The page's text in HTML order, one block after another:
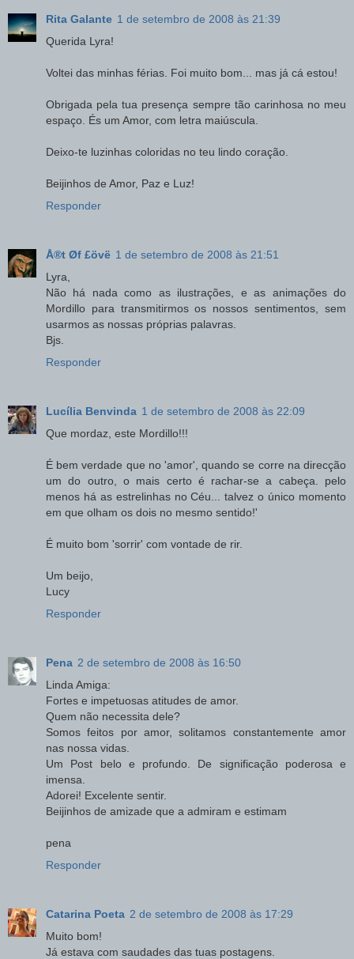
Rita Galante 1 de setembro de 2008 às 21:39
Querida Lyra!
Voltei das minhas férias. Foi muito bom... mas já cá estou!
Obrigada pela tua presença sempre tão carinhosa no meu
espaço. És um Amor, com letra maiúscula.
Deixo-te luzinhas coloridas no teu lindo coração.
Beijinhos de Amor, Paz e Luz!
Responder
Å®t Øf £övë 1 de setembro de 2008 às 21:51
Lyra,
Não há nada como as ilustrações, e as animações do
Mordillo para transmitirmos os nossos sentimentos, sem
usarmos as nossas próprias palavras.
Bjs.
Responder
Lucília Benvinda 1 de setembro de 2008 às 22:09
Que mordaz, este Mordillo!!!
É bem verdade que no 'amor', quando se corre na direcção
um do outro, o mais certo é rachar-se a cabeça. pelo
menos há as estrelinhas no Céu... talvez o único momento
em que olham os dois no mesmo sentido!'
É muito bom 'sorrir' com vontade de rir.
Um beijo,
Lucy
Responder
Pena 2 de setembro de 2008 às 16:50
Linda Amiga:
Fortes e impetuosas atitudes de amor.
Quem não necessita dele?
Somos feitos por amor, solitamos constantemente amor
nas nossa vidas.
Um Post belo e profundo. De significação poderosa e
imensa.
Adorei! Excelente sentir.
Beijinhos de amizade que a admiram e estimam
pena
Responder
Catarina Poeta 2 de setembro de 2008 às 17:29
Muito bom!
Já estava com saudades das tuas postagens.